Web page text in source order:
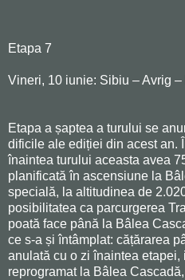
Etapa 7
Vineri, 10 iunie: Sibiu – Avrig
Etapa a șaptea a turului se
dificile ale ediției din acest an.
înaintea turului aceasta avea
planificată în ascensiune la
specială, la altitudinea de
posibilitatea ca parcurgerea
poată face până la Bâlea
ce s-a și întâmplat: cățărarea
anulată cu o zi înaintea etapei,
reprogramat la Bâlea